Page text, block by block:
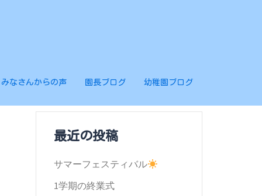
みなさんからの声 園長ブログ 幼稚園ブログ
最近の投稿
サマーフェスティバル
1学期の終業式